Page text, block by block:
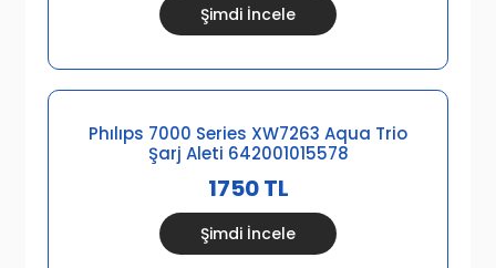
Şimdi İncele
Phılıps 7000 Series XW7263 Aqua Trio
Şarj Aleti 642001015578
1750 TL
Şimdi İncele